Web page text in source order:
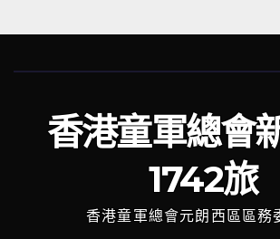
香港童軍總會
1742旅
香港童軍總會元朗西區區務